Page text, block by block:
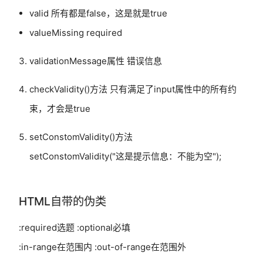
valid 所有都是false，这是就是true
valueMissing required
validationMessage属性 错误信息
checkValidity()方法 只有满足了input属性中的所有约
束，才会是true
setConstomValidity()方法
setConstomValidity("这是提示信息：不能为空");
HTML自带的伪类
:required选题 :optional必填
:in-range在范围内 :out-of-range在范围外